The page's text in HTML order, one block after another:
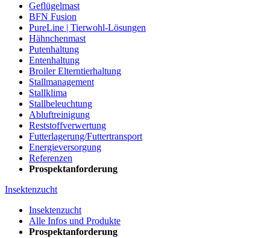
Geflügelmast
BFN Fusion
PureLine | Tierwohl-Lösungen
Hähnchenmast
Putenhaltung
Entenhaltung
Broiler Elterntierhaltung
Stallmanagement
Stallklima
Stallbeleuchtung
Abluftreinigung
Reststoffverwertung
Futterlagerung/Futtertransport
Energieversorgung
Referenzen
Prospektanforderung
Insektenzucht
Insektenzucht
Alle Infos und Produkte
Prospektanforderung